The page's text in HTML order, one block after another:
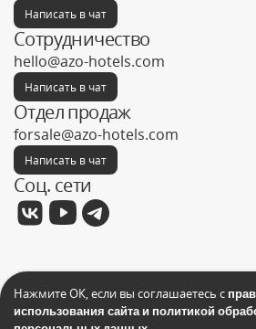
Написать в чат
Сотрудничество
hello@azo-hotels.com
Написать в чат
Отдел продаж
forsale@azo-hotels.com
Написать в чат
Соц. сети
Фабрика отелей © 2026
Политика конфиденциальности
Нажмите ОК, если вы соглашаетесь с
использования сайта и политикой